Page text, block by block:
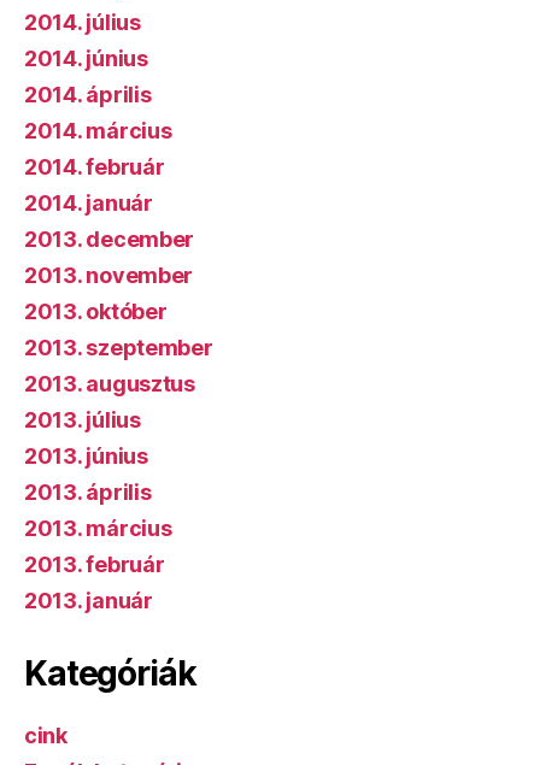
2014. július
2014. június
2014. április
2014. március
2014. február
2014. január
2013. december
2013. november
2013. október
2013. szeptember
2013. augusztus
2013. július
2013. június
2013. április
2013. március
2013. február
2013. január
Kategóriák
cink